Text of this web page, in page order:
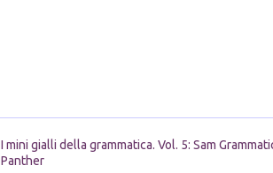
I mini gialli della grammatica. Vol. 5: Sam
Panther